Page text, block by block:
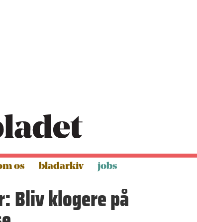
os bladarkiv jobs
Bliv klogere på